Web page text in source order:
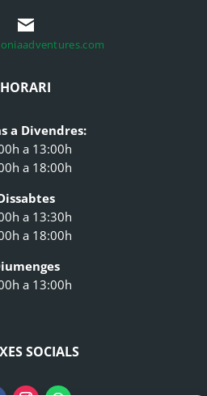
HORARI
a Divendres:
a 13:00h
a 18:00h
a 13:30h
a 18:00h
a 13:00h
SOCIALS